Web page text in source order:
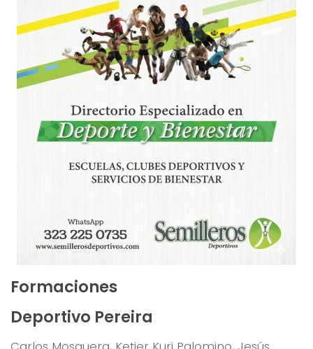
Formaciones
Deportivo Pereira